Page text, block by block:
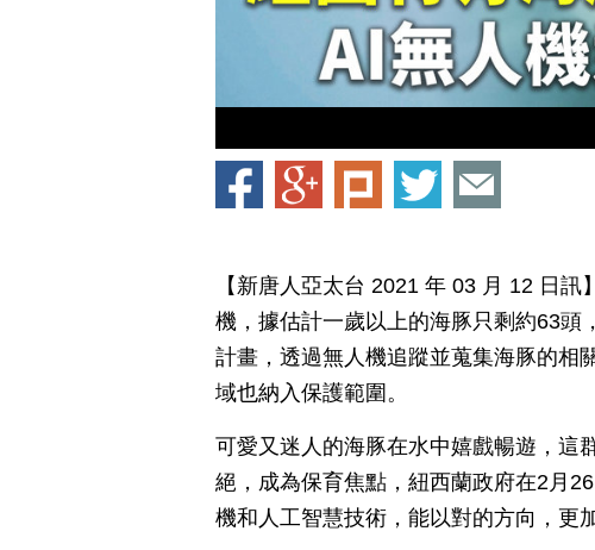
【新唐人亞太台 2021 年 03 月 12 日
機，據估計一歲以上的海豚只剩約63頭
計畫，透過無人機追蹤並蒐集海豚的相
域也納入保護範圍。
可愛又迷人的海豚在水中嬉戲暢遊，這
絕，成為保育焦點，紐西蘭政府在2月
機和人工智慧技術，能以對的方向，更